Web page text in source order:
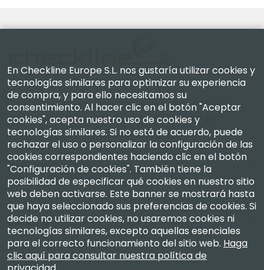
Checkline Europe S.L. — especialistas en el suministro,
la calibración, la certificación y la reparación de
instrumentos de medición de alta precisión.
Empresa
Mi Cuenta
Contacto
En Checkline Europe S.L. nos gustaría utilizar cookies y
tecnologías similares para optimizar su experiencia
de compra, y para ello necesitamos su
consentimiento. Al hacer clic en el botón "Aceptar
cookies", acepta nuestro uso de cookies y
tecnologías similares. Si no está de acuerdo, puede
rechazar el uso o personalizar la configuración de las
cookies correspondientes haciendo clic en el botón
"Configuración de cookies". También tiene la
posibilidad de especificar qué cookies en nuestro sitio
web deben activarse. Este banner se mostrará hasta
que haya seleccionado sus preferencias de cookies. Si
decide no utilizar cookies, no usaremos cookies ni
tecnologías similares, excepto aquellas esenciales
para el correcto funcionamiento del sitio web. Haga
clic aquí para consultar nuestra política de